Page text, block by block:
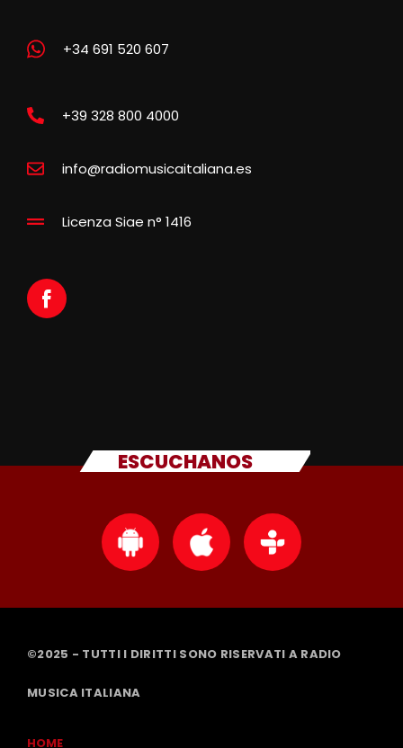
+34 691 520 607
+39 328 800 4000
info@radiomusicaitaliana.es
Licenza Siae n° 1416
ESCUCHANOS
©2025 - TUTTI I DIRITTI SONO RISERVATI A RADIO
MUSICA ITALIANA
HOME